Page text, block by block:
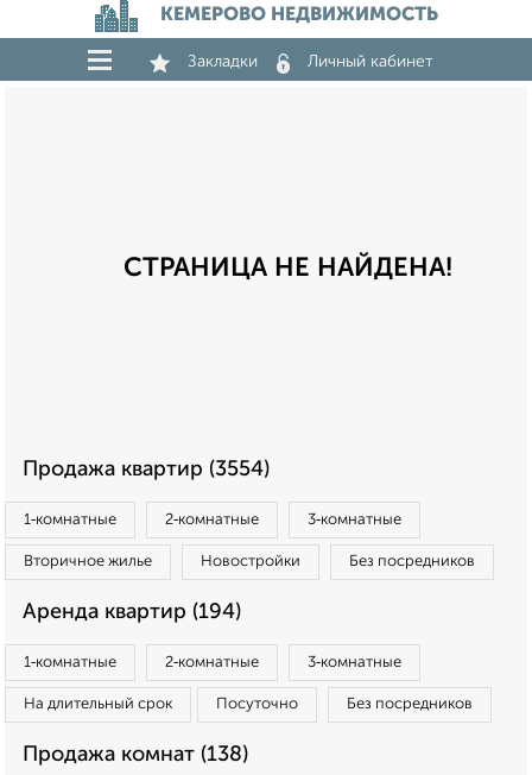
КЕМЕРОВО НЕДВИЖИМОСТЬ
Закладки Личный кабинет
СТРАНИЦА НЕ НАЙДЕНА!
Продажа квартир (3554)
1‑комнатные 2‑комнатные 3‑комнатные
Вторичное жилье Новостройки Без посредников
Аренда квартир (194)
1‑комнатные 2‑комнатные 3‑комнатные
На длительный срок Посуточно Без посредников
Продажа комнат (138)